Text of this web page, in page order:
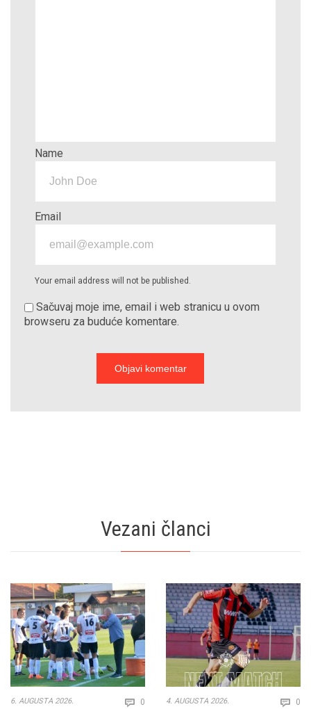
Name
Email
Your email address will not be published.
Sačuvaj moje ime, email i web stranicu u ovom
browseru za buduće komentare.
Vezani članci
6. AUGUSTA 2026.  0 Comments
4. AUGUSTA 2026.  0